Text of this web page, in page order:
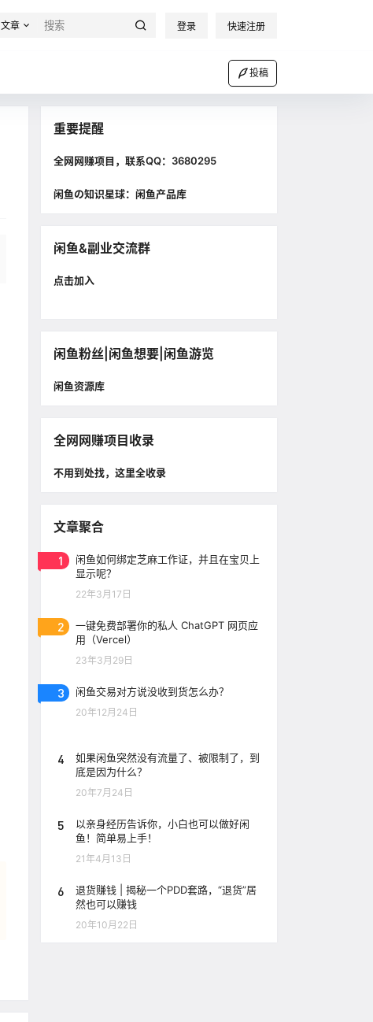
文章 登录 快速注册
投稿
重要提醒
全网网赚项目，联系QQ：3680295
闲鱼の知识星球：闲鱼产品库
闲鱼&副业交流群
点击加入
闲鱼粉丝|闲鱼想要|闲鱼游览
闲鱼资源库
全网网赚项目收录
不用到处找，这里全收录
文章聚合
1
闲鱼如何绑定芝麻工作证，并且在宝贝上
显示呢？
22年3月17日
2
一键免费部署你的私人 ChatGPT 网页应
用（Vercel）
23年3月29日
3 闲鱼交易对方说没收到货怎么办？
20年12月24日
4
如果闲鱼突然没有流量了、被限制了，到
底是因为什么？
20年7月24日
5
以亲身经历告诉你，小白也可以做好闲
鱼！简单易上手！
21年4月13日
6
退货赚钱 | 揭秘一个PDD套路，“退货”居
然也可以赚钱
20年10月22日